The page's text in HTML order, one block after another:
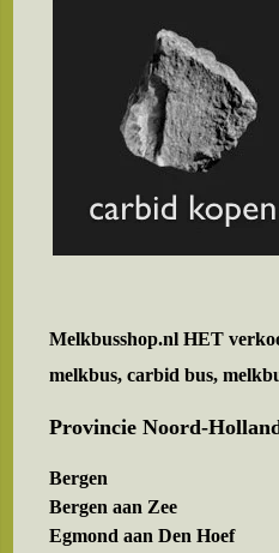
Melkbusshop.nl HET
melkbus, carbid bus,
Provincie Noord-
Bergen
Bergen aan Zee
Egmond aan Den Hoef